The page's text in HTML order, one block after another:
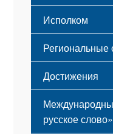
Исполком
Региональные
Достижения
русское слово»